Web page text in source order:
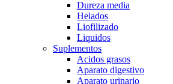
Dureza media
Helados
Liofilizado
Liquidos
Suplementos
Acidos grasos
Aparato digestivo
Aparato urinario